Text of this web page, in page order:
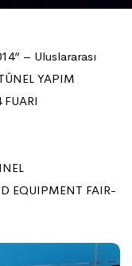
– Uluslararası
YAPIM
EQUIPMENT FAIR-